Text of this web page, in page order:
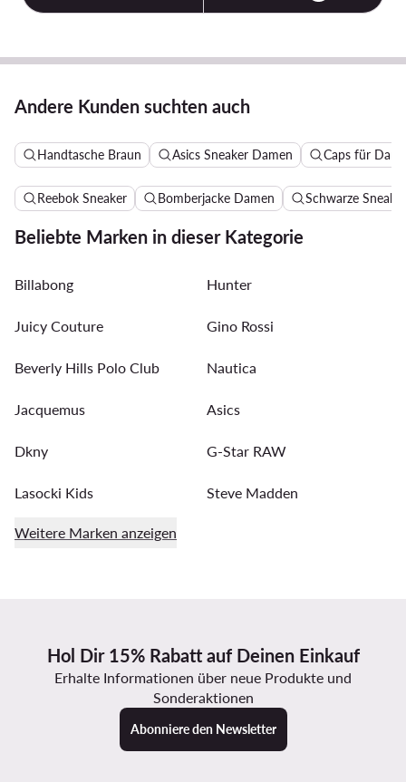
Andere Kunden suchten auch
Handtasche Braun Asics Sneaker Damen Caps für
Reebok Sneaker Bomberjacke Damen Schwarze
Beliebte Marken in dieser Kategorie
Billabong Hunter
Juicy Couture Gino Rossi
Beverly Hills Polo Club Nautica
Jacquemus Asics
Dkny G-Star RAW
Lasocki Kids Steve Madden
Weitere Marken anzeigen
Hol Dir 15% Rabatt auf Deinen Einkauf
Erhalte Informationen über neue Produkte und
Sonderaktionen
Abonniere den Newsletter